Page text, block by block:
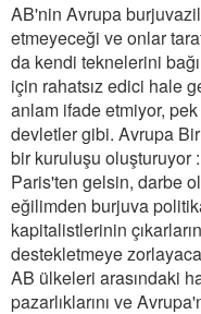
AB'nin Avrupa
etmeyeceği ve onlar
da kendi teknelerini
için rahatsız edici hale
anlam ifade etmiyor,
devletler gibi. Avrupa
bir kuruluşu oluşturuyor
Paris'ten gelsin, darbe
eğilimden burjuva
kapitalistlerinin
destekletmeye
AB ülkeleri arasındaki
pazarlıklarını ve